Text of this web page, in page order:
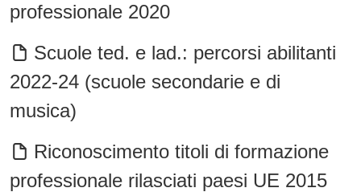
professionale 2020
Scuole ted. e lad.: percorsi abilitanti
2022-24 (scuole secondarie e di
musica)
Riconoscimento titoli di formazione
professionale rilasciati paesi UE 2015